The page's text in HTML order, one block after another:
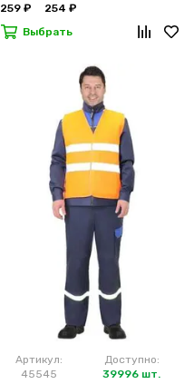
259 ₽
254 ₽
Выбрать
Артикул:
45545
Доступно:
39996 шт.